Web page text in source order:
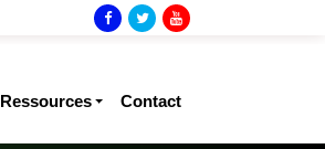
Ressources Contact